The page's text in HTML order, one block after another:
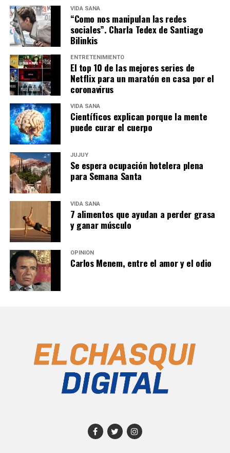
VIDA SANA
“Como nos manipulan las redes
sociales”. Charla Tedex de Santiago
Bilinkis
ENTRETENIMIENTO
El top 10 de las mejores series de
Netflix para un maratón en casa por el
coronavirus
VIDA SANA
Científicos explican porque la mente
puede curar el cuerpo
JUJUY
Se espera ocupación hotelera plena
para Semana Santa
VIDA SANA
7 alimentos que ayudan a perder grasa
y ganar músculo
OPINIÓN
Carlos Menem, entre el amor y el odio